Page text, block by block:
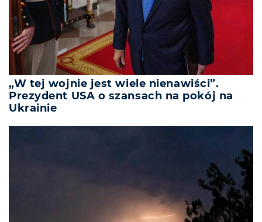
„W tej wojnie jest wiele nienawiści”.
Prezydent USA o szansach na pokój na
Ukrainie